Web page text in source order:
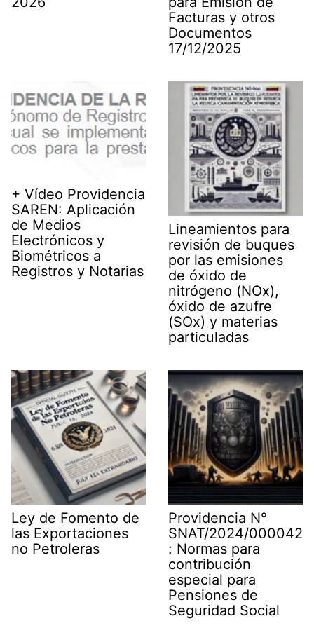
Facturas y otros
Documentos
17/12/2025
+ Vídeo Providencia
SAREN: Aplicación
de Medios
Electrónicos y
Biométricos a
Registros y Notarias
Lineamientos para
revisión de buques
por las emisiones
de óxido de
nitrógeno (NOx),
óxido de azufre
(SOx) y materias
particuladas
Ley de Fomento de
las Exportaciones
no Petroleras
Providencia N°
SNAT/2024/000042
: Normas para
contribución
especial para
Pensiones de
Seguridad Social